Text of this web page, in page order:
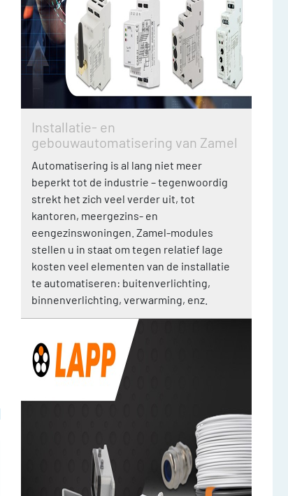
Installatie- en
gebouwautomatisering van Zamel
Automatisering is al lang niet meer
beperkt tot de industrie – tegenwoordig
strekt het zich veel verder uit, tot
kantoren, meergezins- en
eengezinswoningen. Zamel-modules
stellen u in staat om tegen relatief lage
kosten veel elementen van de installatie
te automatiseren: buitenverlichting,
binnenverlichting, verwarming, enz.